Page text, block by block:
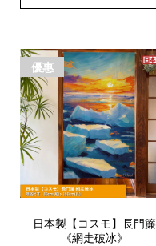
優惠
日本製【コスモ】長門簾
《網走破冰》